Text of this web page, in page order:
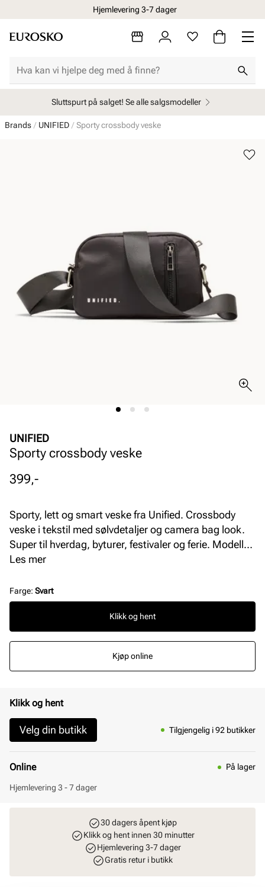
Hjemlevering 3-7 dager
Sluttspurt på salget! Se alle salgsmodeller
Brands UNIFIED Sporty crossbody veske
UNIFIED
Sporty crossbody veske
Pris
399,-
Sporty, lett og smart veske fra Unified. Crossbody
veske i tekstil med sølvdetaljer og camera bag look.
Super til hverdag, byturer, festivaler og ferie. Modellen
har et stort rom med glidelåslukking på toppen.
Smart liten glidelåslomme i front og på baksiden.
Modellen har en justerbar skulderrem i tekstil. Mål: L
= 20 cm, H = 14 cm, B = 5 cm.
Les mer
Farge: Svart
Klikk og hent
Kjøp online
Klikk og hent
Velg din butikk Tilgjengelig i 92 butikker
Online På lager
Hjemlevering 3 - 7 dager
30 dagers åpent kjøp
Klikk og hent innen 30 minutter
Hjemlevering 3-7 dager
Gratis retur i butikk